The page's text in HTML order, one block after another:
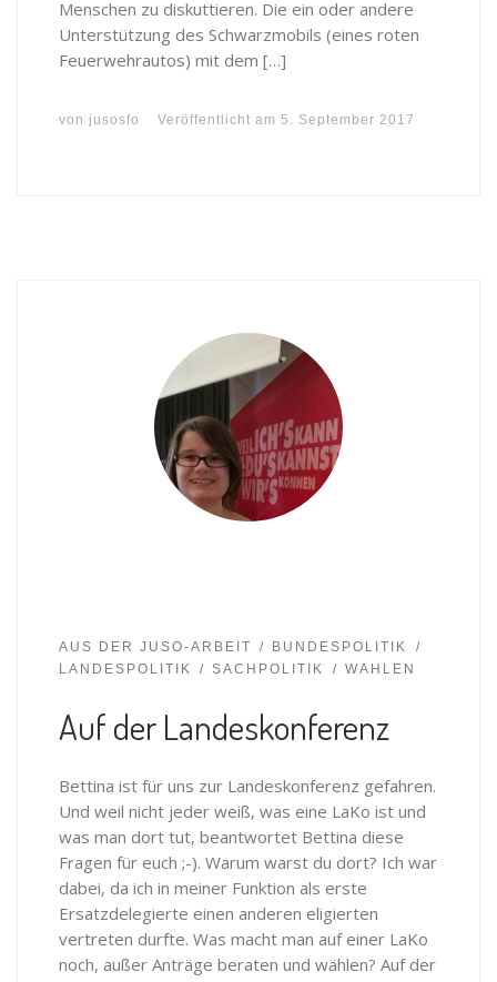
Menschen zu diskuttieren. Die ein oder andere
Unterstützung des Schwarzmobils (eines roten
Feuerwehrautos) mit dem […]
von jusosfo Veröffentlicht am 5. September 2017
AUS DER JUSO-ARBEIT
BUNDESPOLITIK
LANDESPOLITIK
SACHPOLITIK WAHLEN
Auf der Landeskonferenz
Bettina ist für uns zur Landeskonferenz gefahren.
Und weil nicht jeder weiß, was eine LaKo ist und
was man dort tut, beantwortet Bettina diese
Fragen für euch ;-). Warum warst du dort? Ich war
dabei, da ich in meiner Funktion als erste
Ersatzdelegierte einen anderen eligierten
vertreten durfte. Was macht man auf einer LaKo
noch, außer Anträge beraten und wählen? Auf der